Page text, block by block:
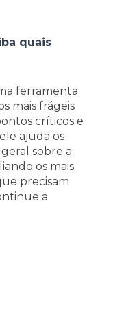
quais
ferramenta
mais frágeis
críticos e
ajuda os
sobre a
os mais
precisam
a